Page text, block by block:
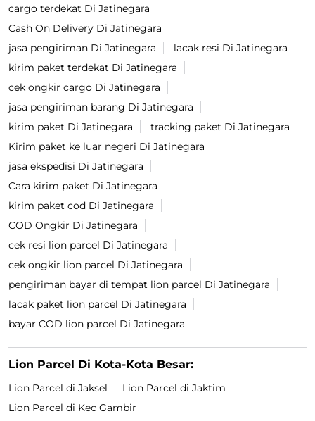
cargo terdekat Di Jatinegara
Cash On Delivery Di Jatinegara
jasa pengiriman Di Jatinegara
lacak resi Di Jatinegara
kirim paket terdekat Di Jatinegara
cek ongkir cargo Di Jatinegara
jasa pengiriman barang Di Jatinegara
kirim paket Di Jatinegara
tracking paket Di Jatinegara
Kirim paket ke luar negeri Di Jatinegara
jasa ekspedisi Di Jatinegara
Cara kirim paket Di Jatinegara
kirim paket cod Di Jatinegara
COD Ongkir Di Jatinegara
cek resi lion parcel Di Jatinegara
cek ongkir lion parcel Di Jatinegara
pengiriman bayar di tempat lion parcel Di Jatinegara
lacak paket lion parcel Di Jatinegara
bayar COD lion parcel Di Jatinegara
Lion Parcel Di Kota-Kota Besar:
Lion Parcel di Jaksel
Lion Parcel di Jaktim
Lion Parcel di Kec Gambir